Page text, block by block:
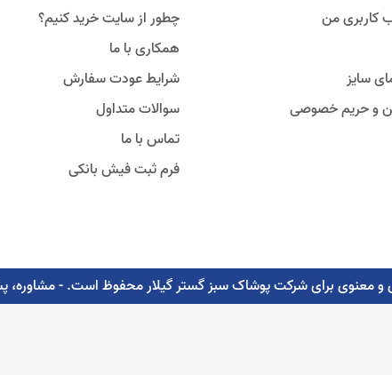
کاربری من
سایز
و حریم خصوصی
چطور از سایت خرید کنیم؟
همکاری با ما
شرایط عودت سفارش
سوالات متداول
تماس با ما
فرم ثبت فیش بانکی